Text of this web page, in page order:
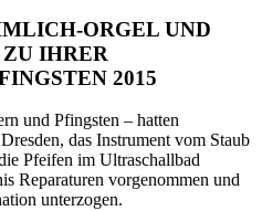
ORGEL UND
IHRER
2015
und Pfingsten – hatten
das Instrument vom Staub
Pfeifen im Ultraschallbad
Reparaturen vorgenommen und
unterzogen.